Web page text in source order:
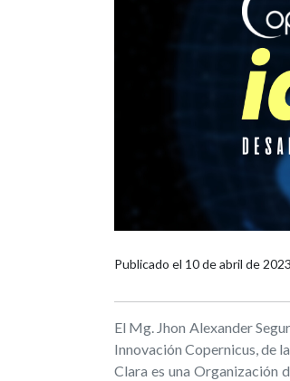
Publicado el 10 de abril de 2023
El Mg. Jhon Alexander
Innovación Copernicus, de
Clara es una Organización